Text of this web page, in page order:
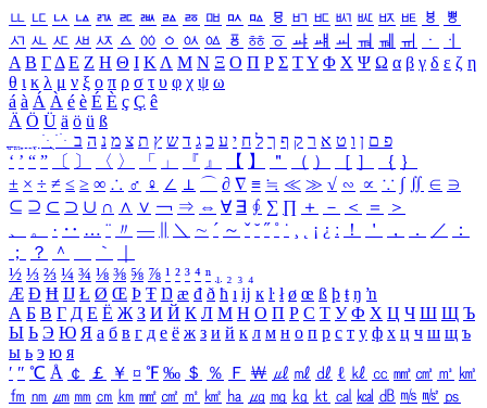
ㅥ ㅦ ㅧ ㅨ ㅩ ㅪ ㅫ ㅬ ㅭ ㅮ ㅯ ㅰ ㅱ ㅲ ㅳ ㅴ ㅵ ㅶ ㅷ ㅸ
ㅹ
ㅺ ㅻ ㅼ ㅽ ㅾ ㅿ ㆀ ㆁ ㆂ ㆃ ㆄ ㆅ ㆆ ㆇ ㆈ ㆉ ㆊ ㆋ ㆌ ㆍ
ㆎ
Α Β ΓΔ Ε Ζ Η Θ Ι ΚΛ Μ Ν Ξ Ο Π Ρ Σ ΤΥ Φ Χ Ψ Ω α β γ δ ε ζ η
θ ι κ λ μ ν ξ ο π ρ σ τ υ φ χ ψ ω
á à Á À é è É È ç Ç ê
Ä Ö Ü ä ö ü ß
ִֶֹ ֻּ ׁׂ פ ם ן ו ט א ר ק ף ך ל ח י ע כ ג ד ש ץ ת צ מ נ ה ב
‘ ’ “ ” 〔 〕 〈 〉 「 」 『 』 【 】 ＂ （ ） ［ ］ ｛ ｝
± × ÷ ≠ ≤ ≥ ∞ ∴ ♂ ♀ ∠ ⊥ ⌒ ∂ ∇ ≡ ≒ ≪ ≫ √ ∽ ∝ ∵ ∫ ∬ ∈ ∋
⊆ ⊇ ⊂ ⊃ ∪ ∩ ∧ ∨ ￢ ⇒ ⇔ ∀ ∃ ∮ ∑ ∏ ＋ － ＜ ＝
＞
、
。 · ‥ … ¨ 〃 ― ＼ ∼ ´ ～ ˇ ˘ ˝ ˚ ˙ ¸ ¡ ¿ ː ！ ＇ ， ． ／
：
；
？ ＾ ｀
½ ⅓ ⅔ ¼ ¾ ⅛ ⅜ ⅝ ⅞ ¹ ² ³ ⁴ ⁿ ₁ ₂ ₃ ₄
Æ Ð Ħ Ĳ Ł Ø Œ Þ Ŧ Ŋ æ đ ð ħ ı ĳ ĸ ŀ ł ø œ ß þ ŧ ŋ ŉ
А Б В Г Д Е Ё Ж З И Й К Л М Н О П Р С Т У Ф Х Ц Ч Ш Щ Ъ
Ы Ь Э Ю Я а б в г д е ё ж з и й к л м н о п р с т у ф х ц ч ш щ ъ
ы ь э ю я
′ ″ ℃ Å ￠ ￡ ￥ ¤ ℉ ‰ ＄ ％ Ｆ ￦ ㎕ ㎖ ㎗ ℓ ㎘ ㏄ ㎣ ㎤ ㎥ ㎦
㎙ ㎚ ㎛ ㎜ ㎝ ㎞ ㎟ ㎠ ㎡ ㎢ ㏊ ㎍ ㎎ ㎏ ㏏ ㎈ ㎉ ㏈ ㎧ ㎨ ㎰